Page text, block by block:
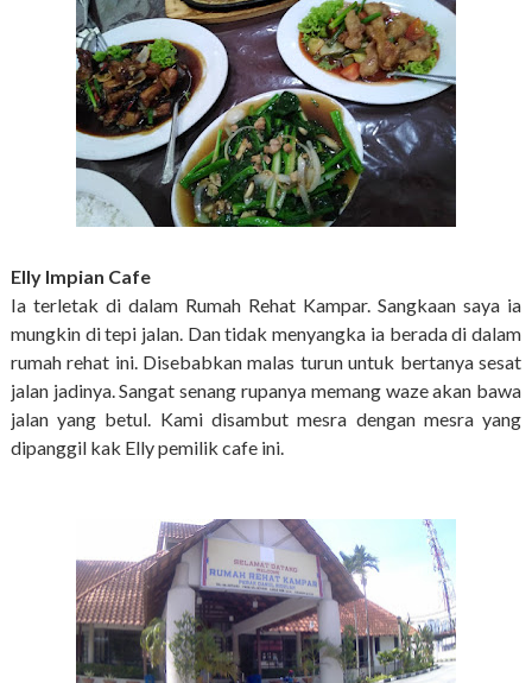
Elly Impian Cafe
Ia terletak di dalam Rumah Rehat Kampar. Sangkaan saya ia
mungkin di tepi jalan. Dan tidak menyangka ia berada di dalam
rumah rehat ini. Disebabkan malas turun untuk bertanya sesat
jalan jadinya. Sangat senang rupanya memang waze akan bawa
jalan yang betul. Kami disambut mesra dengan mesra yang
dipanggil kak Elly pemilik cafe ini.